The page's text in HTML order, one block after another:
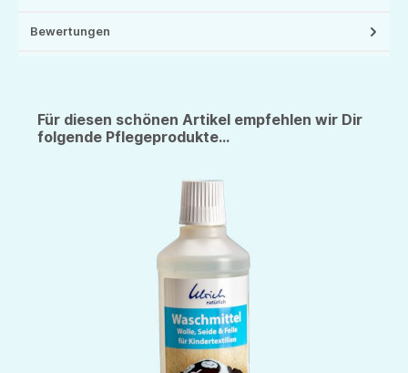
Bewertungen
Für diesen schönen Artikel empfehlen wir Dir
folgende Pflegeprodukte...